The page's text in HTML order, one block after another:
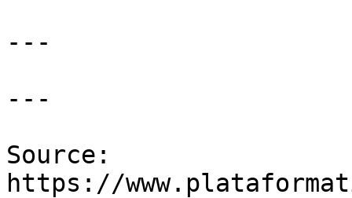
---
---
Source:
https://